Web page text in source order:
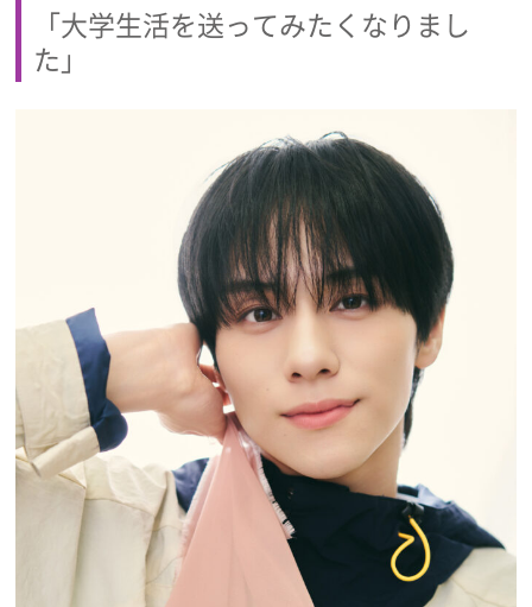
「大学生活を送ってみたくなりまし
た」